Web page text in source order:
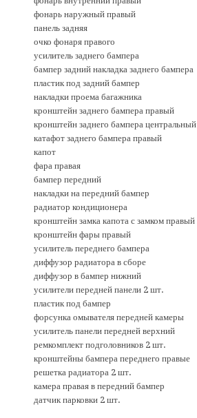
фонарь наружный правый
панель задняя
очко фонаря правого
усилитель заднего бампера
бампер задний накладка заднего бампера
пластик под задний бампер
накладки проема багажника
кронштейн заднего бампера правый
кронштейн заднего бампера центральный
катафот заднего бампера правый
капот
фара правая
бампер передний
накладки на передний бампер
радиатор кондиционера
кронштейн замка капота с замком правый
кронштейн фары правый
усилитель переднего бампера
диффузор радиатора в сборе
диффузор в бампер нижний
усилители передней панели 2 шт.
пластик под бампер
форсунка омывателя передней камеры
усилитель панели передней верхний
ремкомплект подголовников 2 шт.
кронштейны бампера переднего правые
решетка радиатора 2 шт.
камера правая в передний бампер
датчик парковки 2 шт.